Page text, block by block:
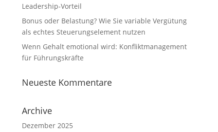
Leadership-Vorteil
Bonus oder Belastung? Wie Sie variable Vergütung
als echtes Steuerungselement nutzen
Wenn Gehalt emotional wird: Konfliktmanagement
für Führungskräfte
Neueste Kommentare
Archive
Dezember 2025